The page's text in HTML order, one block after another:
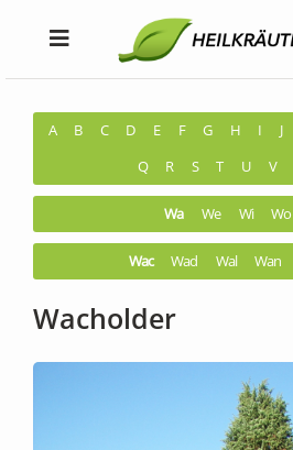
A B C D E F G H I J
Q
R S T U V
Wa We Wi Wo
Wac Wad Wal Wan
Wacholder